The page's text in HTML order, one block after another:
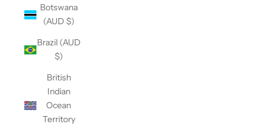
Botswana
(AUD $)
Brazil (AUD
$)
British
Indian
Ocean
Territory